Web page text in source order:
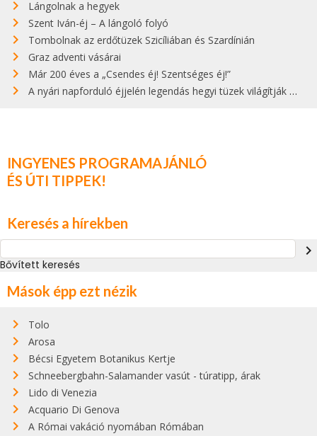
Lángolnak a hegyek
Szent Iván-éj – A lángoló folyó
Tombolnak az erdőtüzek Szicíliában és Szardínián
Graz adventi vásárai
Már 200 éves a „Csendes éj! Szentséges éj!”
A nyári napforduló éjjelén legendás hegyi tüzek világítják meg Zugspitzét
INGYENES PROGRAMAJÁNLÓ
ÉS ÚTI TIPPEK!
Keresés a hírekben
navigate_next
Bővített keresés
Mások épp ezt nézik
Tolo
Arosa
Bécsi Egyetem Botanikus Kertje
Schneebergbahn-Salamander vasút - túratipp, árak
Lido di Venezia
Acquario Di Genova
A Római vakáció nyomában Rómában